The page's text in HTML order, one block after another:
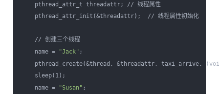
pthread_attr_t threadattr; // 线程属性
pthread_attr_init(&threadattr);  // 线程属性初始化
// 创建三个线程
name =
"Jack" ;
pthread_create(&thread, &threadattr, taxi_arrive,
sleep(1);
name =
"Susan" ;